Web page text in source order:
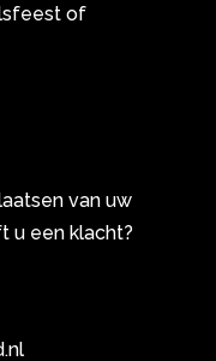
of
van uw
u een klacht?